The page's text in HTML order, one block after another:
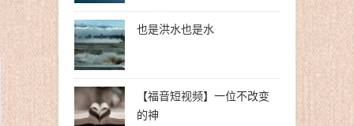
也是洪水也是水
【福音短视频】一位不改变
的神